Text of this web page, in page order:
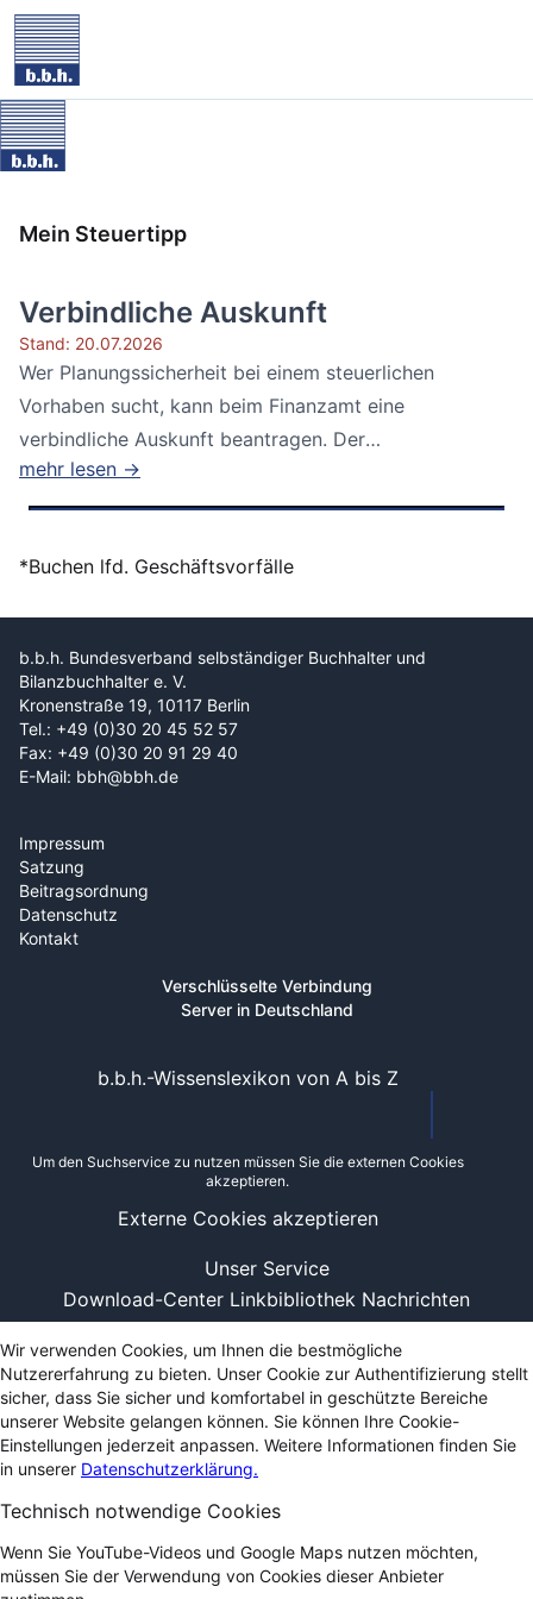
Mein Steuertipp
Verbindliche Auskunft
Stand: 20.07.2026
Wer Planungssicherheit bei einem steuerlichen
Vorhaben sucht, kann beim Finanzamt eine
verbindliche Auskunft beantragen. Der
Bundesfinanzhof...
mehr lesen →
*Buchen lfd. Geschäftsvorfälle
b.b.h. Bundesverband selbständiger Buchhalter und
Bilanzbuchhalter e. V.
Kronenstraße 19, 10117 Berlin
Tel.: +49 (0)30 20 45 52 57
Fax: +49 (0)30 20 91 29 40
E-Mail: bbh@bbh.de
Impressum
Satzung
Beitragsordnung
Datenschutz
Kontakt
Verschlüsselte Verbindung
Server in Deutschland
Unser Service
Download-Center Linkbibliothek Nachrichten
b.b.h.-Wissenslexikon von A bis Z
Um den Suchservice zu nutzen müssen Sie die externen Cookies
akzeptieren.
Externe Cookies akzeptieren
Wir verwenden Cookies, um Ihnen die bestmögliche
Nutzererfahrung zu bieten. Unser Cookie zur Authentifizierung stellt
sicher, dass Sie sicher und komfortabel in geschützte Bereiche
unserer Website gelangen können. Sie können Ihre Cookie-
Einstellungen jederzeit anpassen. Weitere Informationen finden Sie
in unserer Datenschutzerklärung.
Technisch notwendige Cookies
Wenn Sie YouTube-Videos und Google Maps nutzen möchten,
müssen Sie der Verwendung von Cookies dieser Anbieter